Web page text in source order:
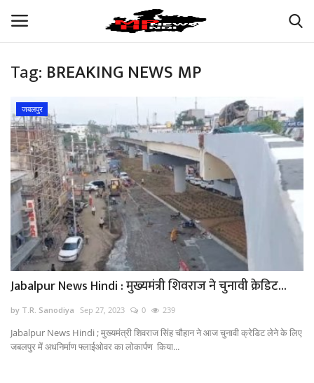
Login Register
अपना मध्य प्रदेश
भारत
ऑटोमोबाइल
बिजनेस
मनोरंजन
धर्म/ज्योतिष
Tag: BREAKING NEWS MP
जबलपुर
Jabalpur News Hindi : मुख्यमंत्री शिवराज ने चुनावी क्रेडिट...
by T.R. Sanodiya Sep 27, 2023 0 239
Jabalpur News Hindi ; मुख्यमंत्री शिवराज सिंह चौहान ने आज चुनावी क्रेडिट लेने के लिए
जबलपुर में अधनिर्माण फ्लाईओवर का लोकार्पण किया...